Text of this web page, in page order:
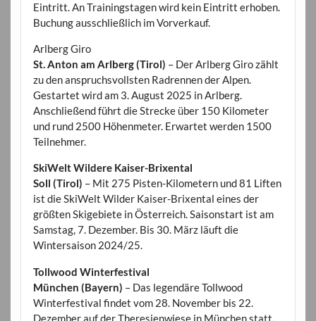
Eintritt. An Trainingstagen wird kein Eintritt erhoben.
Buchung ausschließlich im Vorverkauf.
Arlberg Giro
St. Anton am Arlberg (Tirol) – Der Arlberg Giro zählt
zu den anspruchsvollsten Radrennen der Alpen.
Gestartet wird am 3. August 2025 in Arlberg.
Anschließend führt die Strecke über 150 Kilometer
und rund 2500 Höhenmeter. Erwartet werden 1500
Teilnehmer.
SkiWelt Wildere Kaiser-Brixental
Soll (Tirol) – Mit 275 Pisten-Kilometern und 81 Liften
ist die SkiWelt Wilder Kaiser-Brixental eines der
größten Skigebiete in Österreich. Saisonstart ist am
Samstag, 7. Dezember. Bis 30. März läuft die
Wintersaison 2024/25.
Tollwood Winterfestival
München (Bayern) – Das legendäre Tollwood
Winterfestival findet vom 28. November bis 22.
Dezember auf der Theresienwiese in München statt.